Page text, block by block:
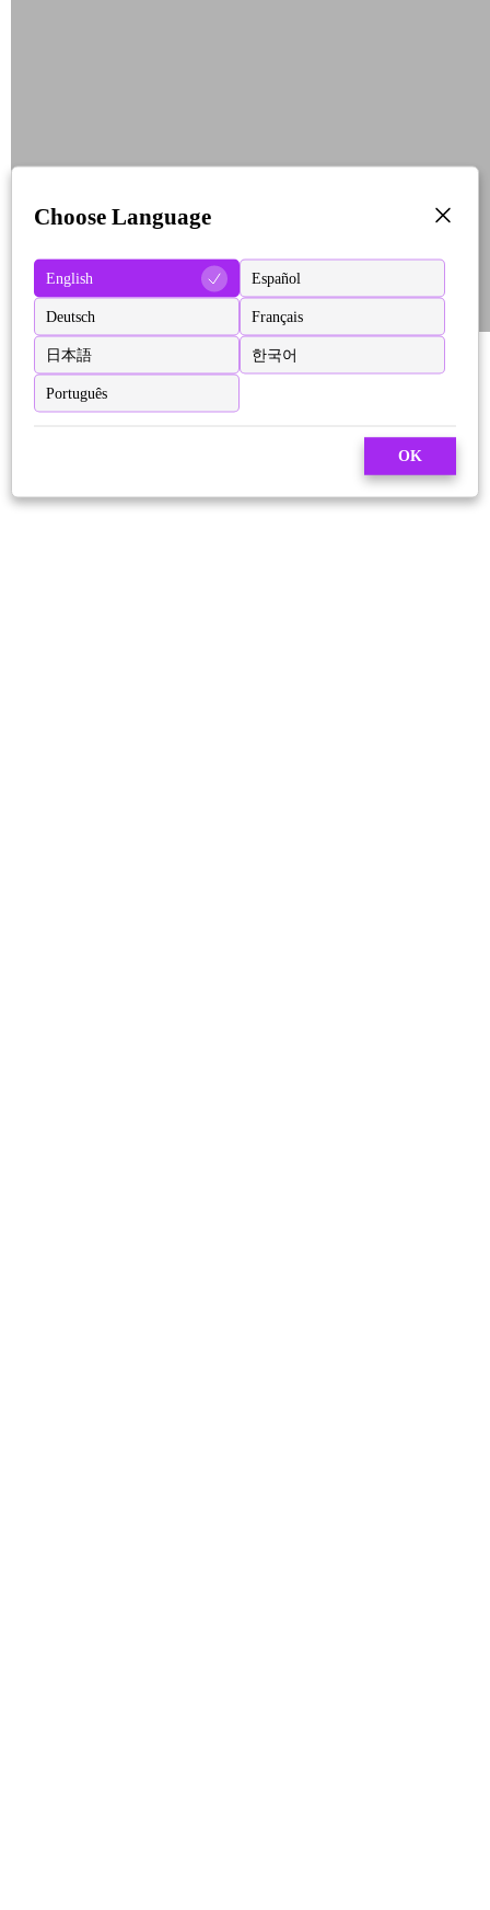
Choose Language
English Español
Deutsch Français
日本語 한국어
Português
OK